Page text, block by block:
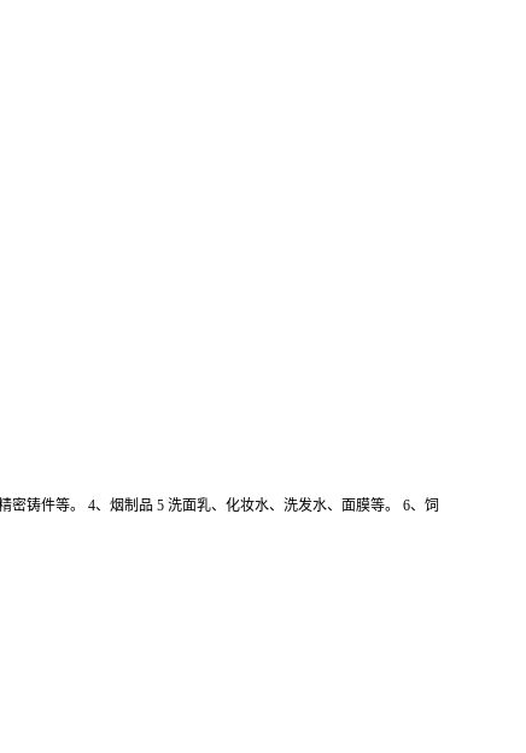
铸件等。 4、烟制品 5 洗面乳、化妆水、洗发水、面膜等。 6、饲